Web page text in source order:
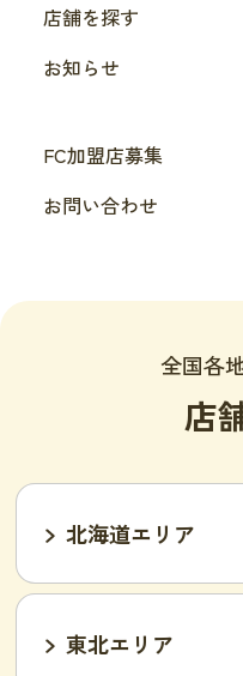
店舗を探す
お知らせ
FC加盟店募集
お問い合わせ
全国各
店
北海道エリア
東北エリア